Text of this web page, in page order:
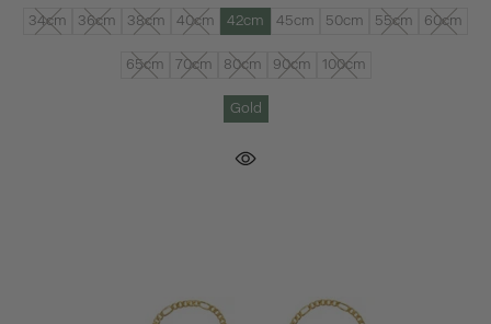
34cm 36cm 38cm 40cm 42cm 45cm 50cm 55cm 60cm
65cm 70cm 80cm 90cm 100cm
Gold